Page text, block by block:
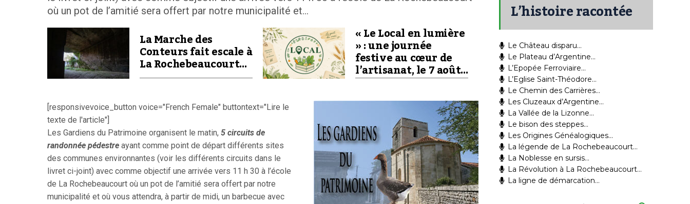
où un pot de l’amitié sera offert par notre municipalité et...
La Marche des
Conteurs fait escale à
La Rochebeaucourt…
« Le Local en lumière
» : une journée
festive au cœur de
l’artisanat, le 7 août…
[responsivevoice_button voice="French Female" buttontext="Lire le
texte de l'article"]
Les Gardiens du Patrimoine organisent le matin, 5 circuits de
randonnée pédestre ayant comme point de départ différents sites
des communes environnantes (voir les différents circuits dans le
livret ci-joint) avec comme objectif une arrivée vers 11 h 30 à l’école
de La Rochebeaucourt où un pot de l’amitié sera offert par notre
municipalité et où vous attendra, à partir de midi, un barbecue avec
L’histoire racontée
Le Château disparu…
Le Plateau d’Argentine…
L’Epopée Ferroviaire…
L’Eglise Saint-Théodore…
Le Chemin des Carrières…
Les Cluzeaux d’Argentine…
La Vallée de la Lizonne…
Le bison des steppes…
Les Origines Généalogiques…
La légende de La Rochebeaucourt…
La Noblesse en sursis…
La Révolution à La Rochebeaucourt…
La ligne de démarcation…